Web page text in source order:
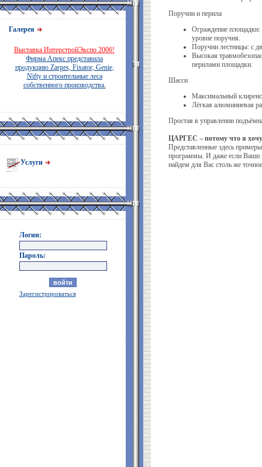
Галерея
Выставка ИнтерстройЭкспо 2006!
Фирма Апекс представила
продукцию Zarges, Fixator, Genie,
Nifty и строительные леса
собственного производства.
Услуги
Логин:
Пароль:
Зарегистрироваться
Поручни и перила
Ограждение площадки:
уровне поручня.
Поручни лестницы: с
Высокая
перилами площадки.
Шасси
Максимальный
Лёгкая алюминиевая
Простая в управлении
ЦАРГЕС – потому что я
Представленные здесь
программы. И даже если Ваши
найдем для Вас столь же